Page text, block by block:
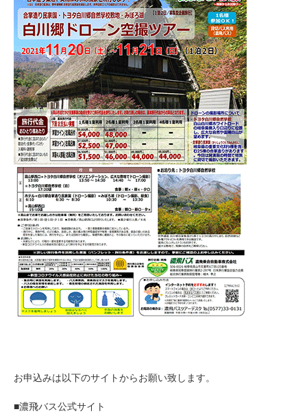
お申込みは以下のサイトからお願い致します。
■濃飛バス公式サイト